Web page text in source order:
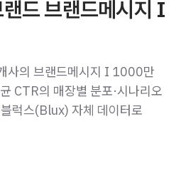
드 브랜드메시지 I
사의 브랜드메시지 I 1000만
CTR의 매장별 분포·시나리오
럭스(Blux) 자체 데이터로